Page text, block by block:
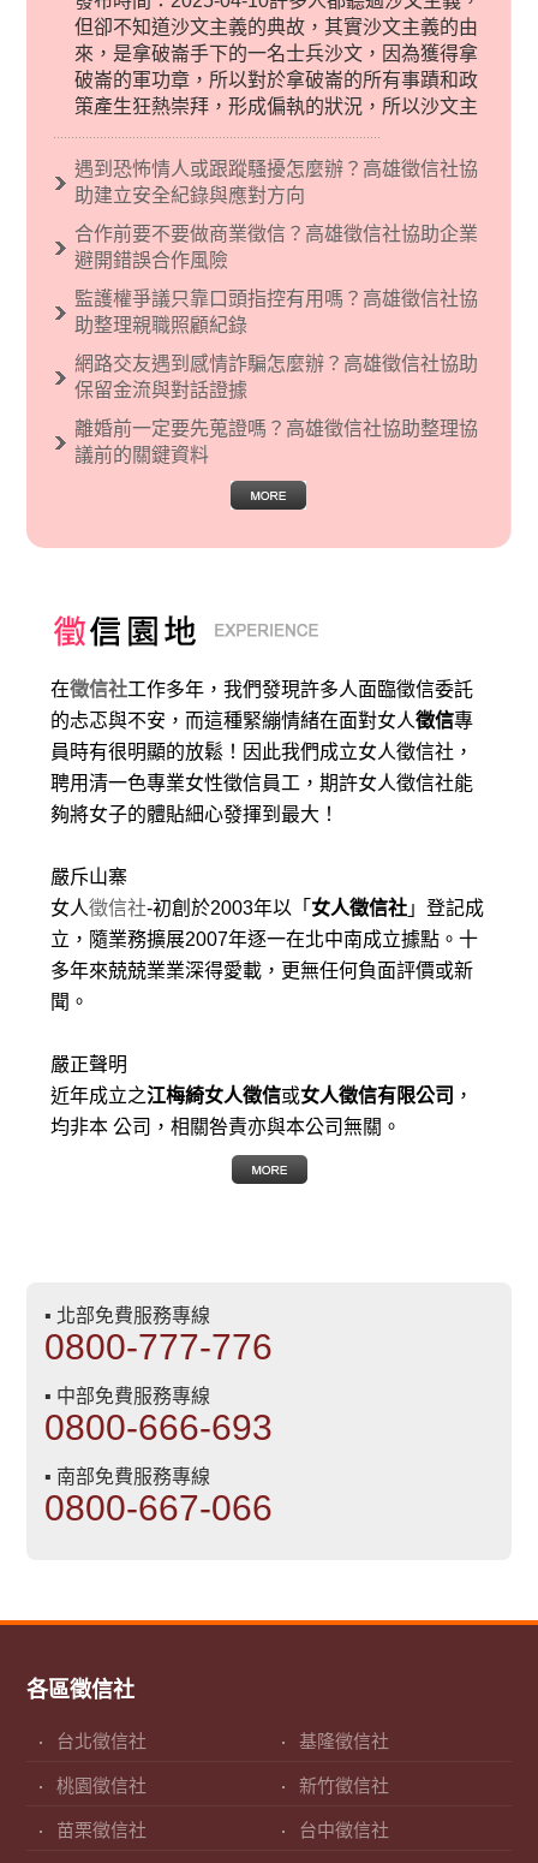
但卻不知道沙文主義的典故，其實沙文主義的由
來，是拿破崙手下的一名士兵沙文，因為獲得拿
破崙的軍功章，所以對於拿破崙的所有事蹟和政
策產生狂熱崇拜，形成偏執的狀況，所以沙文主
義後來就被拿來暗指偏見和歧視，而且有沙文主
義傾向的人，通常對於自己的國家和民族有超強
烈的卓越感，因而瞧不起其他國家的人，所以沙
現了男性沙文…
遇到恐怖情人或跟蹤騷擾怎麼辦？高雄徵信社協
助建立安全紀錄與應對方向
合作前要不要做商業徵信？高雄徵信社協助企業
避開錯誤合作風險
監護權爭議只靠口頭指控有用嗎？高雄徵信社協
助整理親職照顧紀錄
網路交友遇到感情詐騙怎麼辦？高雄徵信社協助
保留金流與對話證據
離婚前一定要先蒐證嗎？高雄徵信社協助整理協
議前的關鍵資料
在徵信社工作多年，我們發現許多人面臨徵信委託
的忐忑與不安，而這種緊繃情緒在面對女人徵信專
員時有很明顯的放鬆！因此我們成立女人徵信社，
聘用清一色專業女性徵信員工，期許女人徵信社能
夠將女子的體貼細心發揮到最大 ！
嚴斥山寨
女人徵信社-初創於2003年以「 女人徵信社 」登記成
立，隨業務擴展2007年逐一在北中南成立據點。十
多年來兢兢業業深得愛載，更無任何負面評價或新
聞。
嚴正聲明
近年成立之江梅綺女人徵信或女人徵信有限公司 ，
均非本 公司，相關咎責亦與本公司無關。
▪ 北部免費服務專線
0800-777-776
▪ 中部免費服務專線
0800-666-693
▪ 南部免費服務專線
0800-667-066
各區徵信社
台北徵信社 基隆徵信社
桃園徵信社 新竹徵信社
苗栗徵信社 台中徵信社